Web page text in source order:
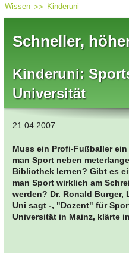
Wissen Kinderuni
Schneller,
Kinderuni:
Universität
21.04.2007
Muss ein Profi-Fußballer
man Sport neben
Bibliothek lernen? Gibt es
man Sport wirklich am
werden? Dr. Ronald Burger,
Uni sagt -, "Dozent" für
Universität in Mainz, klärte